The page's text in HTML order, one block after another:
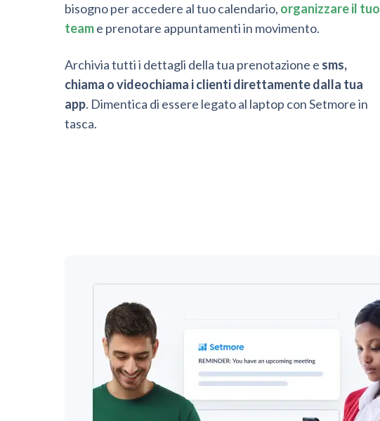
bisogno per accedere al tuo calendario, organizzare il tuo
teame prenotare appuntamenti in movimento.
Archivia tutti i dettagli della tua prenotazione e sms,
chiama o videochiama i clienti direttamente dalla tua
app. Dimentica di essere legato al laptop con Setmore in
tasca.